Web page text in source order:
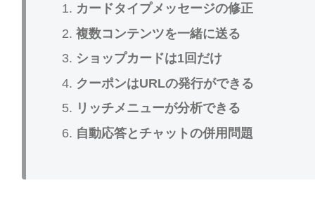
カードタイプメッセージの修正
複数コンテンツを一緒に送る
ショップカードは1回だけ
クーポンはURLの発行ができる
リッチメニューが分析できる
自動応答とチャットの併用問題